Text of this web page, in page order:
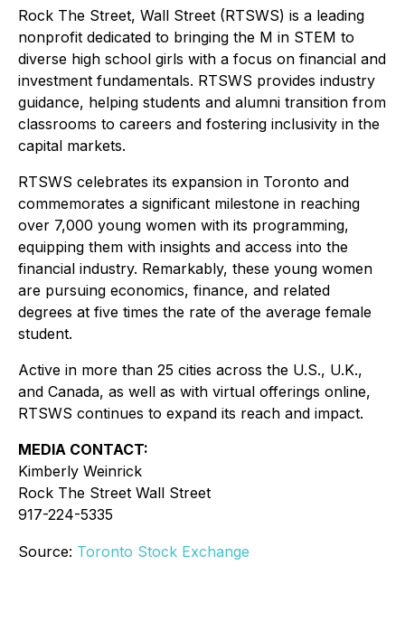
Rock The Street, Wall Street (RTSWS) is a leading
nonprofit dedicated to bringing the M in STEM to
diverse high school girls with a focus on financial and
investment fundamentals. RTSWS provides industry
guidance, helping students and alumni transition from
classrooms to careers and fostering inclusivity in the
capital markets.
RTSWS celebrates its expansion in Toronto and
commemorates a significant milestone in reaching
over 7,000 young women with its programming,
equipping them with insights and access into the
financial industry. Remarkably, these young women
are pursuing economics, finance, and related
degrees at five times the rate of the average female
student.
Active in more than 25 cities across the U.S., U.K.,
and Canada, as well as with virtual offerings online,
RTSWS continues to expand its reach and impact.
MEDIA CONTACT:
Kimberly Weinrick
Rock The Street Wall Street
917-224-5335
Source: Toronto Stock Exchange